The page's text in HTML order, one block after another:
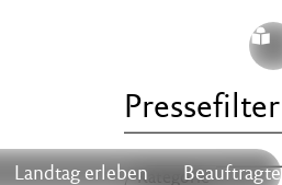
S
Landtag erleben Beauftragte
Pressefilter